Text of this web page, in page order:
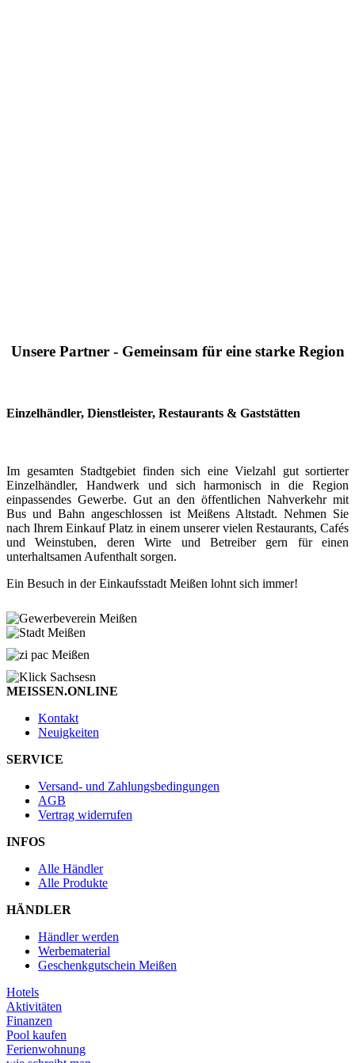
Unsere Partner - Gemeinsam für eine starke Region
Einzelhändler, Dienstleister, Restaurants & Gaststätten
Im gesamten Stadtgebiet finden sich eine Vielzahl gut sortierter
Einzelhändler, Handwerk und sich harmonisch in die Region
einpassendes Gewerbe. Gut an den öffentlichen Nahverkehr mit
Bus und Bahn angeschlossen ist Meißens Altstadt. Nehmen Sie
nach Ihrem Einkauf Platz in einem unserer vielen Restaurants, Cafés
und Weinstuben, deren Wirte und Betreiber gern für einen
unterhaltsamen Aufenthalt sorgen.
Ein Besuch in der Einkaufsstadt Meißen lohnt sich immer!
MEISSEN.ONLINE
Kontakt
Neuigkeiten
SERVICE
Versand- und Zahlungsbedingungen
AGB
Vertrag widerrufen
INFOS
Alle Händler
Alle Produkte
HÄNDLER
Händler werden
Werbematerial
Geschenkgutschein Meißen
Hotels
Aktivitäten
Finanzen
Pool kaufen
Ferienwohnung